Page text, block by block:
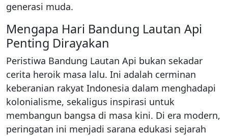
generasi muda.
Mengapa Hari Bandung Lautan Api
Penting Dirayakan
Peristiwa Bandung Lautan Api bukan sekadar
cerita heroik masa lalu. Ini adalah cerminan
keberanian rakyat Indonesia dalam menghadapi
kolonialisme, sekaligus inspirasi untuk
membangun bangsa di masa kini. Di era modern,
peringatan ini menjadi sarana edukasi sejarah